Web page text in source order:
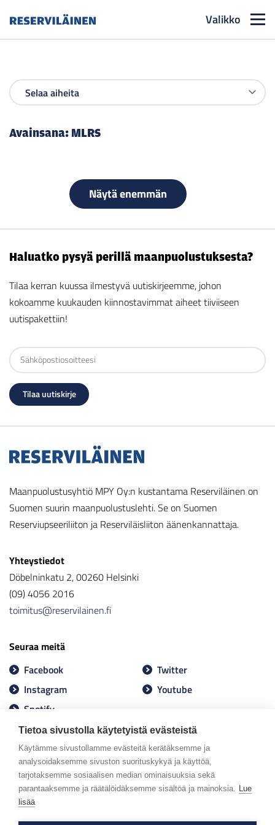
Tietoa sivustolla käytetyistä evästeistä
Käytämme sivustollamme evästeitä kerätäksemme ja
analysoidaksemme sivuston suorituskykyä ja käyttöä,
tarjotaksemme sosiaalisen median ominaisuuksia sekä
parantaaksemme ja räätälöidäksemme sisältöä ja mainoksia. Lue
lisää
Valikko
Avainsana: MLRS
Näytä enemmän
Haluatko pysyä perillä maanpuolustuksesta?
Tilaa kerran kuussa ilmestyvä uutiskirjeemme, johon
kokoamme kuukauden kiinnostavimmat aiheet tiiviiseen
uutispakettiin!
Maanpuolustusyhtiö MPY Oy:n kustantama Reserviläinen on
Suomen suurin maanpuolustuslehti. Se on Suomen
Reserviupseeriliiton ja Reserviläisliiton äänenkannattaja.
Yhteystiedot
Döbelninkatu 2, 00260 Helsinki
(09) 4056 2016
toimitus@reservilainen.fi
Seuraa meitä
Facebook
Twitter
Instagram
Youtube
Spotify